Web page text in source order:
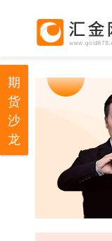
期
货
沙
龙